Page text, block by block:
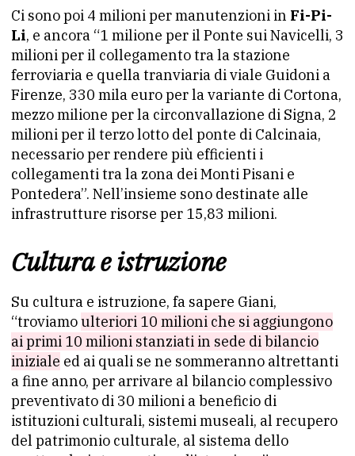
Ci sono poi 4 milioni per manutenzioni in Fi-Pi-
Li, e ancora “1 milione per il Ponte sui Navicelli, 3
milioni per il collegamento tra la stazione
ferroviaria e quella tranviaria di viale Guidoni a
Firenze, 330 mila euro per la variante di Cortona,
mezzo milione per la circonvallazione di Signa, 2
milioni per il terzo lotto del ponte di Calcinaia,
necessario per rendere più efficienti i
collegamenti tra la zona dei Monti Pisani e
Pontedera”. Nell’insieme sono destinate alle
infrastrutture risorse per 15,83 milioni.
Cultura e istruzione
Su cultura e istruzione, fa sapere Giani,
“troviamoulteriori 10 milioni che si aggiungono
ai primi 10 milioni stanziati in sede di bilancio
iniziale ed ai quali se ne sommeranno altrettanti
a fine anno, per arrivare al bilancio complessivo
preventivato di 30 milioni a beneficio di
istituzioni culturali, sistemi museali, al recupero
del patrimonio culturale, al sistema dello